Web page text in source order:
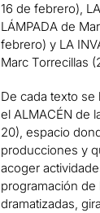
16 de febrero),
LÁMPADA de
febrero) y LA
Marc Torrecillas
De cada texto se
el ALMACÉN de
20), espacio
producciones y
acoger
programación de
dramatizadas,